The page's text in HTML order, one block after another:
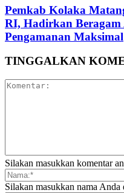
Pemkab Kolaka
RI, Hadirkan Beragam
Pengamanan Maksimal
TINGGALKAN
Silakan masukkan komentar
Silakan masukkan nama Anda